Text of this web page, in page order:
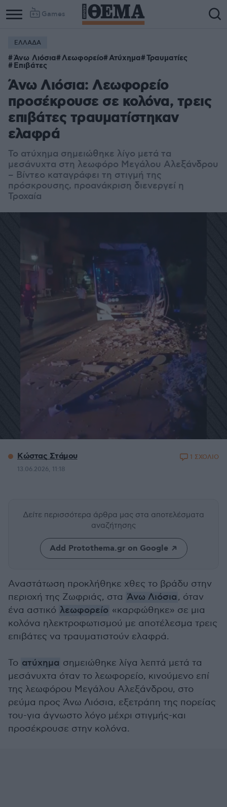
Games
ΕΛΛΑΔΑ
Άνω Λιόσια Λεωφορείο Ατύχημα Τραυματίες
Επιβάτες
Άνω Λιόσια: Λεωφορείο
προσέκρουσε σε κολόνα, τρεις
επιβάτες τραυματίστηκαν
ελαφρά
Το ατύχημα σημειώθηκε λίγο μετά τα
μεσάνυχτα στη λεωφόρο Μεγάλου Αλεξάνδρου
– Βίντεο καταγράφει τη στιγμή της
πρόσκρουσης, προανάκριση διενεργεί η
Τροχαία
Κώστας Στάμου
13.06.2026, 11:18
1 ΣΧΟΛΙΟ
Δείτε περισσότερα άρθρα μας στα αποτελέσματα
αναζήτησης
Add Protothema.gr on Google
Αναστάτωση προκλήθηκε χθες το βράδυ στην
περιοχή της Ζωφριάς, στα Άνω Λιόσια, όταν
ένα αστικό λεωφορείο «καρφώθηκε» σε μια
κολόνα ηλεκτροφωτισμού με αποτέλεσμα τρεις
επιβάτες να τραυματιστούν ελαφρά.
Το ατύχημα σημειώθηκε λίγα λεπτά μετά τα
μεσάνυχτα όταν το λεωφορείο, κινούμενο επί
της λεωφόρου Μεγάλου Αλεξάνδρου, στο
ρεύμα προς Άνω Λιόσια, εξετράπη της πορείας
του-για άγνωστο λόγο μέχρι στιγμής-και
προσέκρουσε στην κολόνα.